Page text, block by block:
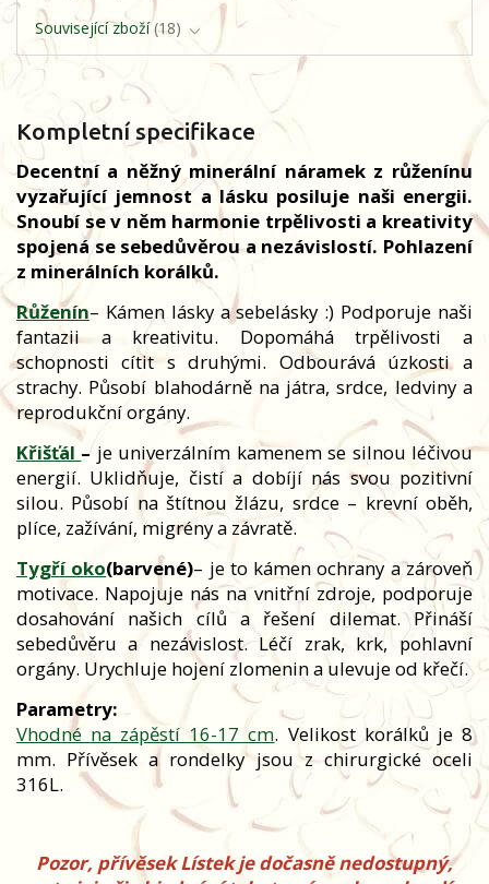
Související zboží 18
Kompletní specifikace
Decentní a něžný minerální náramek z růženínu
vyzařující jemnost a lásku posiluje naši energii.
Snoubí se v něm harmonie trpělivosti a kreativity
spojená se sebedůvěrou a nezávislostí. Pohlazení
z minerálních korálků.
Růženín– Kámen lásky a sebelásky :) Podporuje naši
fantazii a kreativitu. Dopomáhá trpělivosti a
schopnosti cítit s druhými. Odbourává úzkosti a
strachy. Působí blahodárně na játra, srdce, ledviny a
reprodukční orgány.
Křišťál – je univerzálním kamenem se silnou léčivou
energií. Uklidňuje, čistí a dobíjí nás svou pozitivní
silou. Působí na štítnou žlázu, srdce – krevní oběh,
plíce, zažívání, migrény a závratě.
Tygří oko(barvené)– je to kámen ochrany a zároveň
motivace. Napojuje nás na vnitřní zdroje, podporuje
dosahování našich cílů a řešení dilemat. Přináší
sebedůvěru a nezávislost. Léčí zrak, krk, pohlavní
orgány. Urychluje hojení zlomenin a ulevuje od křečí.
Parametry:
Vhodné na zápěstí 16-17 cm. Velikost korálků je 8
mm. Přívěsek a rondelky jsou z chirurgické oceli
316L.
Pozor, přívěsek Lístek je dočasně nedostupný,